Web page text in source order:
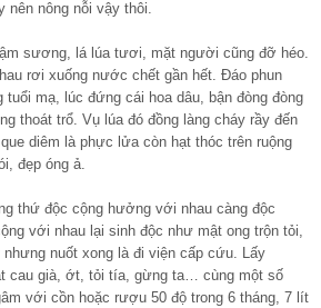
nên nông nỗi vậy thôi.
sương, lá lúa tươi, mặt người cũng đỡ héo.
rơi xuống nước chết gần hết. Đáo phun
tuổi mạ, lúc đứng cái hoa dâu, bận đòng đòng
thoát trổ. Vụ lúa đó đồng làng cháy rầy đến
diêm là phực lửa còn hạt thóc trên ruộng
đẹp óng ả.
thứ độc cộng hưởng với nhau càng độc
với nhau lại sinh độc như mật ong trộn tỏi,
nuốt xong là đi viện cấp cứu. Lấy
cau già, ớt, tỏi tía, gừng ta… cùng một số
với cồn hoặc rượu 50 độ trong 6 tháng, 7 lít